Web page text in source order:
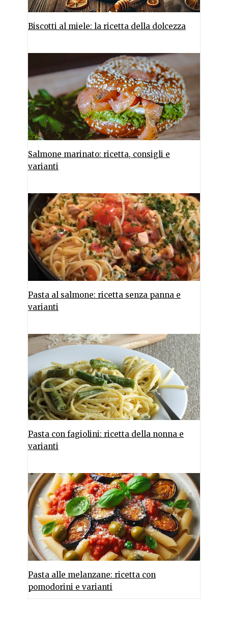
Biscotti al miele: la ricetta della dolcezza
Salmone marinato: ricetta, consigli e
varianti
Pasta al salmone: ricetta senza panna e
varianti
Pasta con fagiolini: ricetta della nonna e
varianti
Pasta alle melanzane: ricetta con
pomodorini e varianti